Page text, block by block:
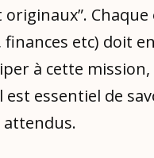
Chaque
etc) doit
à cette mission,
est essentiel de
attendus.